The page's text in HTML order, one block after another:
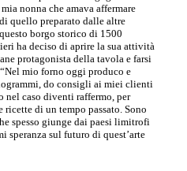
nonna che amava affermare
quello preparato dalle altre
borgo storico di 1500
ha deciso di aprire la sua attività
protagonista della tavola e farsi
mio forno oggi produco e
do consigli ai miei clienti
nel caso diventi raffermo, per
di un tempo passato. Sono
spesso giunge dai paesi limitrofi
speranza sul futuro di quest’arte